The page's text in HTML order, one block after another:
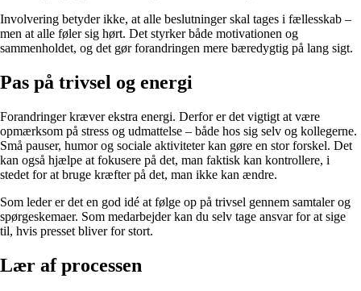
Involvering betyder ikke, at alle beslutninger skal tages i fællesskab –
men at alle føler sig hørt. Det styrker både motivationen og
sammenholdet, og det gør forandringen mere bæredygtig på lang sigt.
Pas på trivsel og energi
Forandringer kræver ekstra energi. Derfor er det vigtigt at være
opmærksom på stress og udmattelse – både hos sig selv og kollegerne.
Små pauser, humor og sociale aktiviteter kan gøre en stor forskel. Det
kan også hjælpe at fokusere på det, man faktisk kan kontrollere, i
stedet for at bruge kræfter på det, man ikke kan ændre.
Som leder er det en god idé at følge op på trivsel gennem samtaler og
spørgeskemaer. Som medarbejder kan du selv tage ansvar for at sige
til, hvis presset bliver for stort.
Lær af processen